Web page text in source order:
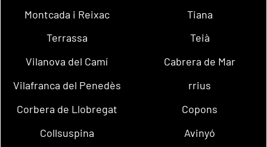
Montcada i Reixac
Tiana
Terrassa
Teià
Vilanova del Camí
Cabrera de Mar
Vilafranca del Penedès
rrius
Corbera de Llobregat
Copons
Collsuspina
Avinyó